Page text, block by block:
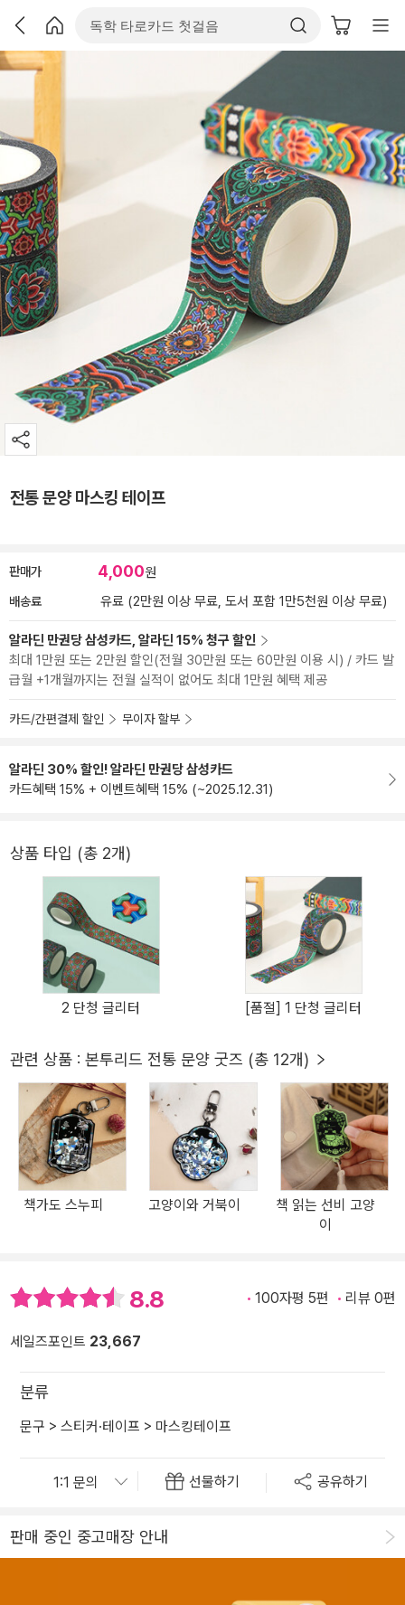
전통 문양 마스킹 테이프
판매가 4,000원
배송료 유료 (2만원 이상 무료, 도서 포함 1만5천원 이상 무료)
알라딘 만권당 삼성카드, 알라딘 15% 청구 할인
최대 1만원 또는 2만원 할인(전월 30만원 또는 60만원 이용 시) / 카드 발
급월 +1개월까지는 전월 실적이 없어도 최대 1만원 혜택 제공
카드/간편결제 할인 무이자 할부
알라딘 30% 할인! 알라딘 만권당 삼성카드
카드혜택 15% + 이벤트혜택 15% (~2025.12.31)
상품 타입 (총 2개)
2 단청 글리터 [품절] 1 단청 글리터
관련 상품 : 본투리드 전통 문양 굿즈 (총 12개)
책가도 스누피 고양이와 거북이
책 읽는 선비 고양
이
8.8 100자평 5편 리뷰 0편
세일즈포인트 23,667
분류
문구 > 스티커·테이프 > 마스킹테이프
선물하기 공유하기
판매 중인 중고매장 안내